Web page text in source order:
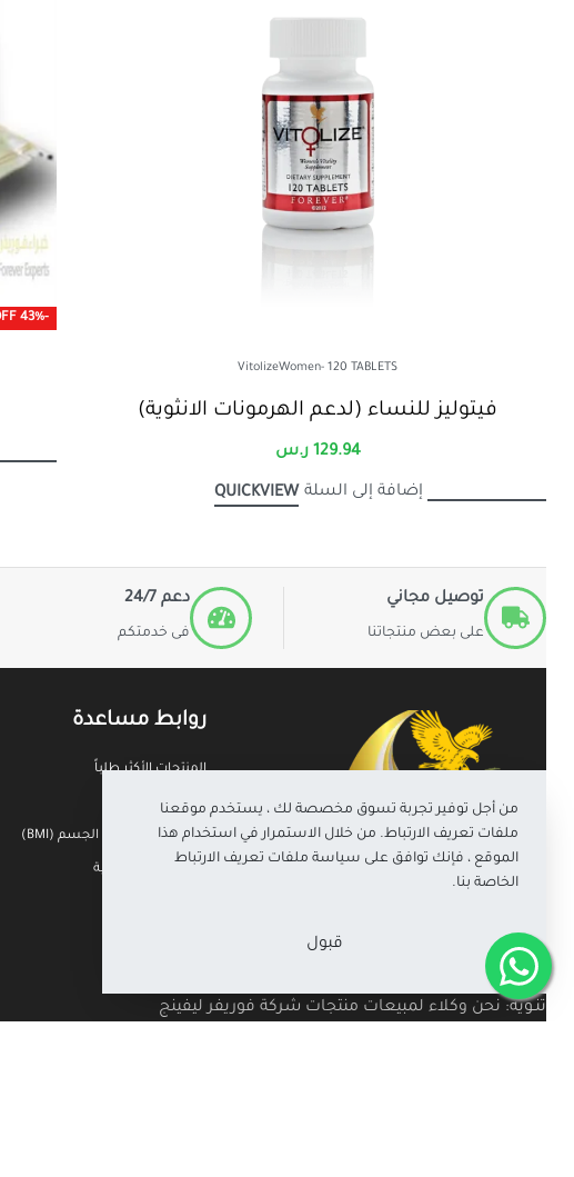
VitolizeWomen- 120 TABLETS
فيتوليز للنساء (لدعم الهرمونات الانثوية)
129.94 ر.س
إضافة إلى السلة QUICKVIEW
-43% OFF
توصيل مجاني
على بعض منتجاتنا
دعم 24/7
فى خدمتكم
روابط مساعدة
المنتجات الأكثر طلباً
أحدث المنتجات
حاسبة مؤشر كتلة الجسم (BMI)
سياسة الخصوصية
تنـويه: نحن وكلاء لمبيعات منتجات شركة فوريفر ليفينج
من أجل توفير تجربة تسوق مخصصة لك ، يستخدم موقعنا
ملفات تعريف الارتباط. من خلال الاستمرار في استخدام هذا
الموقع ، فإنك توافق على سياسة ملفات تعريف الارتباط
الخاصة بنا.
قبول